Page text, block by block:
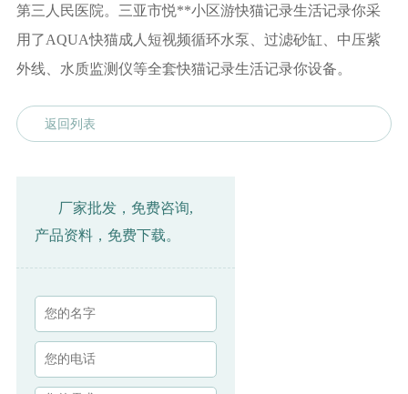
第三人民医院。三亚市悦**小区游快猫记录生活记录你采
用了AQUA快猫成人短视频循环水泵、过滤砂缸、中压紫
外线、水质监测仪等全套快猫记录生活记录你设备。
返回列表
厂家批发，免费咨询,
产品资料，免费下载。